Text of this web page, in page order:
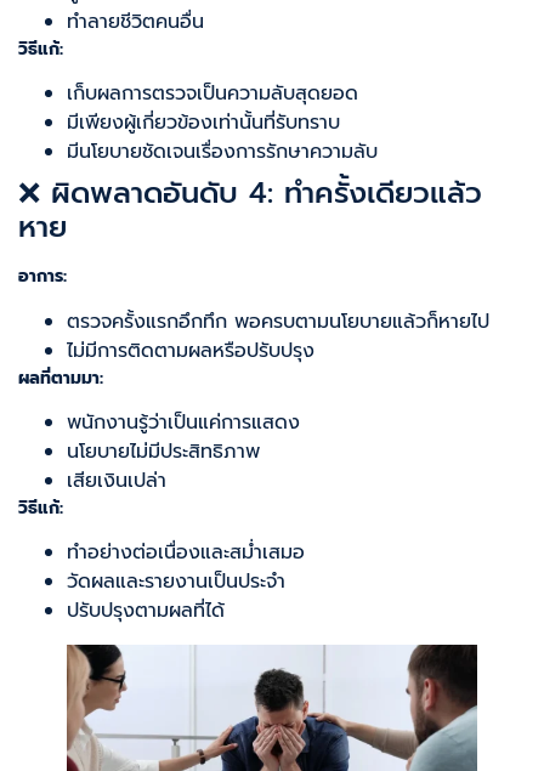
ทำลายชีวิตคนอื่น
วิธีแก้:
เก็บผลการตรวจเป็นความลับสุดยอด
มีเพียงผู้เกี่ยวข้องเท่านั้นที่รับทราบ
มีนโยบายชัดเจนเรื่องการรักษาความลับ
❌ ผิดพลาดอันดับ 4: ทำครั้งเดียวแล้ว
หาย
อาการ:
ตรวจครั้งแรกอึกทึก พอครบตามนโยบายแล้วก็หายไป
ไม่มีการติดตามผลหรือปรับปรุง
ผลที่ตามมา:
พนักงานรู้ว่าเป็นแค่การแสดง
นโยบายไม่มีประสิทธิภาพ
เสียเงินเปล่า
วิธีแก้:
ทำอย่างต่อเนื่องและสม่ำเสมอ
วัดผลและรายงานเป็นประจำ
ปรับปรุงตามผลที่ได้